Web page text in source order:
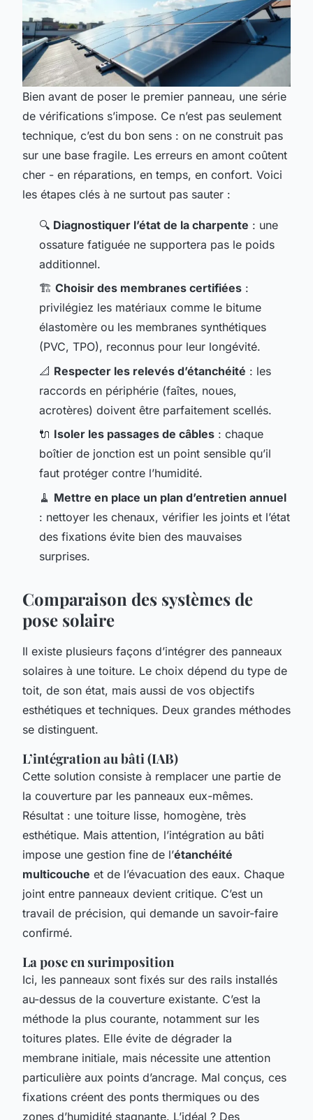
Bien avant de poser le premier panneau, une série
de vérifications s’impose. Ce n’est pas seulement
technique, c’est du bon sens : on ne construit pas
sur une base fragile. Les erreurs en amont coûtent
cher - en réparations, en temps, en confort. Voici
les étapes clés à ne surtout pas sauter :
🔍 Diagnostiquer l’état de la charpente : une
ossature fatiguée ne supportera pas le poids
additionnel.
🏗️ Choisir des membranes certifiées :
privilégiez les matériaux comme le bitume
élastomère ou les membranes synthétiques
(PVC, TPO), reconnus pour leur longévité.
📐 Respecter les relevés d’étanchéité : les
raccords en périphérie (faîtes, noues,
acrotères) doivent être parfaitement scellés.
🔌 Isoler les passages de câbles : chaque
boîtier de jonction est un point sensible qu’il
faut protéger contre l’humidité.
🧹 Mettre en place un plan d’entretien annuel
: nettoyer les chenaux, vérifier les joints et l’état
des fixations évite bien des mauvaises
surprises.
Comparaison des systèmes de
pose solaire
Il existe plusieurs façons d’intégrer des panneaux
solaires à une toiture. Le choix dépend du type de
toit, de son état, mais aussi de vos objectifs
esthétiques et techniques. Deux grandes méthodes
se distinguent.
L’intégration au bâti (IAB)
Cette solution consiste à remplacer une partie de
la couverture par les panneaux eux-mêmes.
Résultat : une toiture lisse, homogène, très
esthétique. Mais attention, l’intégration au bâti
impose une gestion fine de l’étanchéité
multicouche et de l’évacuation des eaux. Chaque
joint entre panneaux devient critique. C’est un
travail de précision, qui demande un savoir-faire
confirmé.
La pose en surimposition
Ici, les panneaux sont fixés sur des rails installés
au-dessus de la couverture existante. C’est la
méthode la plus courante, notamment sur les
toitures plates. Elle évite de dégrader la
membrane initiale, mais nécessite une attention
particulière aux points d’ancrage. Mal conçus, ces
fixations créent des ponts thermiques ou des
zones d’humidité stagnante. L’idéal ? Des